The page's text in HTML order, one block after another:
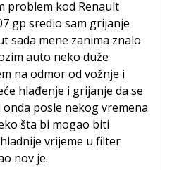
problem kod Renault
gp sredio sam grijanje
sada mene zanima znalo
auto neko duže
na odmor od vožnje i
hlađenje i grijanje da se
posle nekog vremena
šta bi mogao biti
vrijeme u filter
nov je.